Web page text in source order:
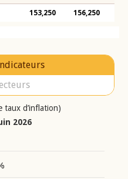
153,250 156,250
taux d’inflation)
2026